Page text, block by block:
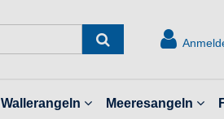
Wallerangeln Meeresangeln